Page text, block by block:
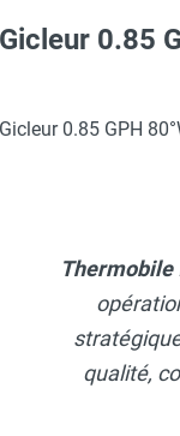
VMC tertiaire
Chauffage
Gicleur 0.85
Gicleur 0.85 GPH
Thermobile
qualité,